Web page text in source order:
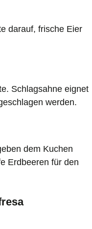
darauf, frische Eier
Schlagsahne eignet
werden.
dem Kuchen
Erdbeeren für den